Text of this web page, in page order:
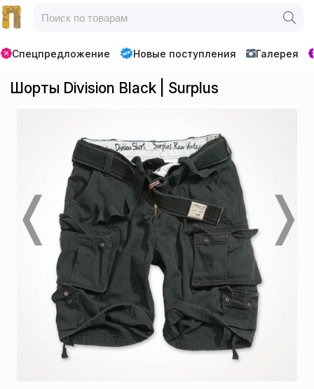
Спецпредложение Новые поступления Галерея
Шорты Division Black | Surplus